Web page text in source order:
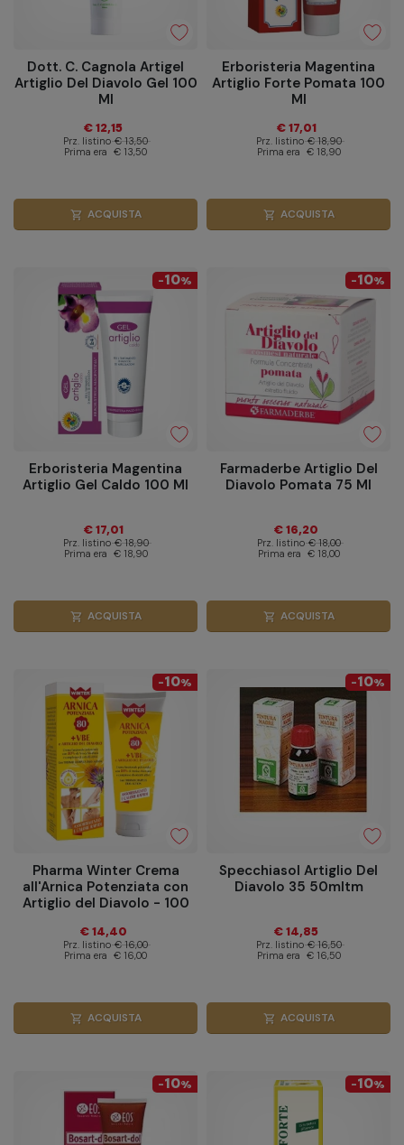
Dott. C. Cagnola Artigel
Artiglio Del Diavolo Gel 100
Ml
€ 12,15
Prz. listino € 13,50
Prima era € 13,50
shopping_cart ACQUISTA
Erboristeria Magentina
Artiglio Forte Pomata 100
Ml
€ 17,01
Prz. listino € 18,90
Prima era € 18,90
shopping_cart ACQUISTA
-10%
Erboristeria Magentina
Artiglio Gel Caldo 100 Ml
€ 17,01
Prz. listino € 18,90
Prima era € 18,90
shopping_cart ACQUISTA
-10%
Farmaderbe Artiglio Del
Diavolo Pomata 75 Ml
€ 16,20
Prz. listino € 18,00
Prima era € 18,00
shopping_cart ACQUISTA
-10%
Pharma Winter Crema
all'Arnica Potenziata con
Artiglio del Diavolo - 100
€ 14,40
Prz. listino € 16,00
Prima era € 16,00
shopping_cart ACQUISTA
-10%
Specchiasol Artiglio Del
Diavolo 35 50mltm
€ 14,85
Prz. listino € 16,50
Prima era € 16,50
shopping_cart ACQUISTA
-10% -10%